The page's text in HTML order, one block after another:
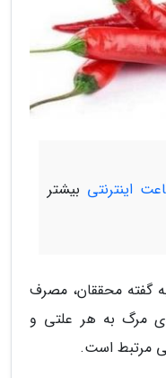
اینترنتی بیشتر
به گفته محققان، مصرف
تند با کاهش 25 درصدی مرگ به هر علتی و